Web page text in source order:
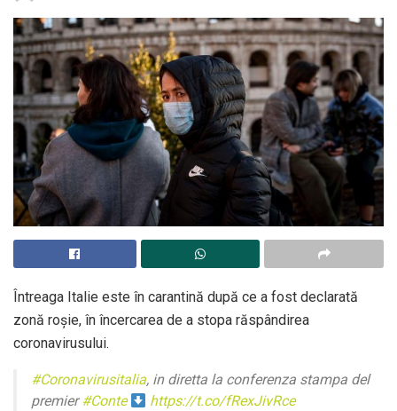
Întreaga Italie este în carantină după ce a fost declarată
zonă roșie, în încercarea de a stopa răspândirea
coronavirusului.
#Coronavirusitalia, in diretta la conferenza stampa del
premier#Conte https://t.co/fRexJivRce